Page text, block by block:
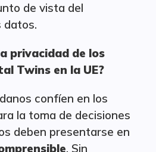
de vista del
datos.
privacidad de los
Twins en la UE?
confíen en los
la toma de decisiones
deben presentarse en
. Sin